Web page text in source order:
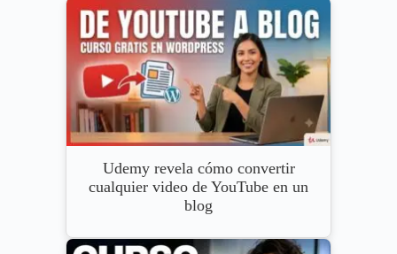
Udemy revela cómo convertir
cualquier video de YouTube en un
blog